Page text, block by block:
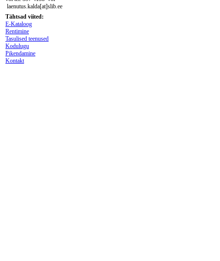
laenutus.kalda[at]slib.ee
Tähtsad viited:
E-Kataloog
Rentimine
Tasulised teenused
Kodulugu
Pikendamine
Kontakt